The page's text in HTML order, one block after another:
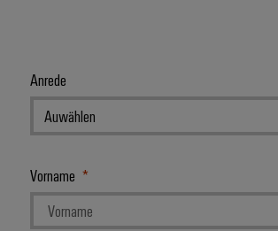
Anrede
Vorname